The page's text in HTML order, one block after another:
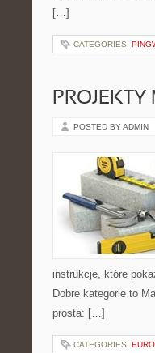
[…]
CATEGORIES:
POSTED BY ADMIN
instrukcje, które
Dobre kategorie to
prosta: […]
CATEGORIES: